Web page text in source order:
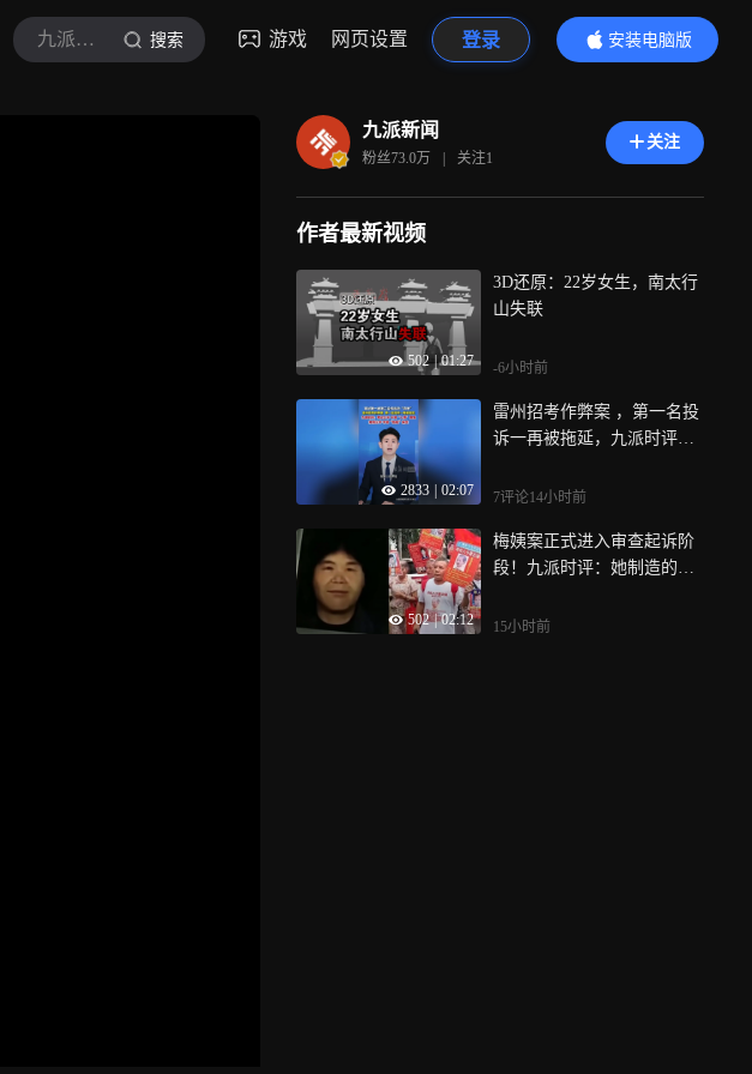
九派新闻 搜索 游戏 网页设置 登录
安装电脑版
内容更精彩
九派新闻
粉丝73.0万 | 关注1
关注
作者最新视频
502 | 01:27
3D还原：22岁女生，南太行
山失联
-6小时前
2833 02:07
雷州招考作弊案 ，第一名投
诉一再被拖延，九派时评：
7评论14小时前
502 | 02:12
梅姨案正式进入审查起诉阶
段！九派时评：她制造的恶
15小时前